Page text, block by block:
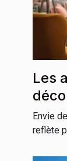
Les
Envie
reflète